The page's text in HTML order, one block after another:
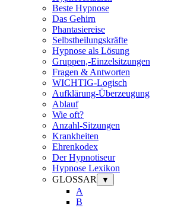
Beste Hypnose
Das Gehirn
Phantasiereise
Selbstheilungskräfte
Hypnose als Lösung
Gruppen,-Einzelsitzungen
Fragen & Antworten
WICHTIG-Logisch
Aufklärung-Überzeugung
Ablauf
Wie oft?
Anzahl-Sitzungen
Krankheiten
Ehrenkodex
Der Hypnotiseur
Hypnose Lexikon
GLOSSAR
▼
A
B